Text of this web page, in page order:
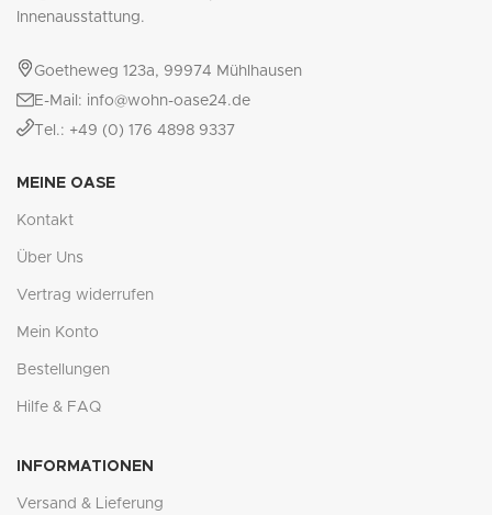
Innenausstattung.
Goetheweg 123a, 99974 Mühlhausen
E-Mail: info@wohn-oase24.de
Tel.: +49 (0) 176 4898 9337
MEINE OASE
Kontakt
Über Uns
Vertrag widerrufen
Mein Konto
Bestellungen
Hilfe & FAQ
INFORMATIONEN
Versand & Lieferung